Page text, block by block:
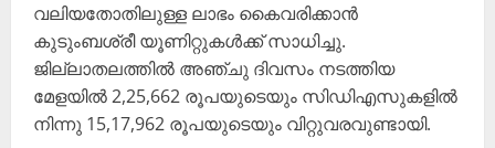
വലിയതോതിലുള്ള ലാഭം കൈവരിക്കാൻ
കുടുംബശ്രീ യൂണിറ്റുകൾക്ക് സാധിച്ചു.
ജില്ലാതലത്തിൽ അഞ്ചു ദിവസം നടത്തിയ
മേളയിൽ 2,25,662 രൂപയുടെയും സിഡിഎസുകളിൽ
നിന്നു 15,17,962 രൂപയുടെയും വിറ്റുവരവുണ്ടായി.